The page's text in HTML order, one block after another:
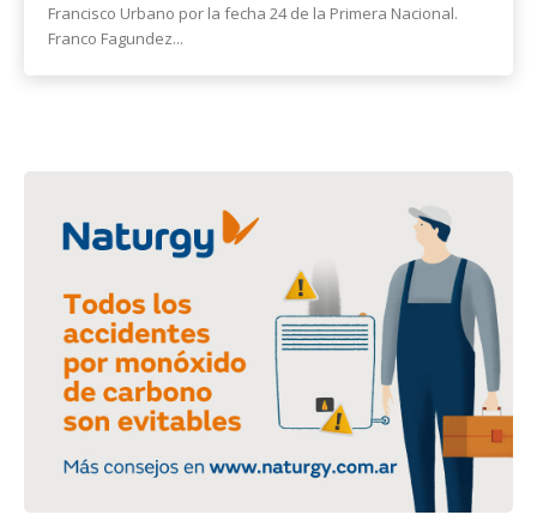
Francisco Urbano por la fecha 24 de la Primera Nacional.
Franco Fagundez...